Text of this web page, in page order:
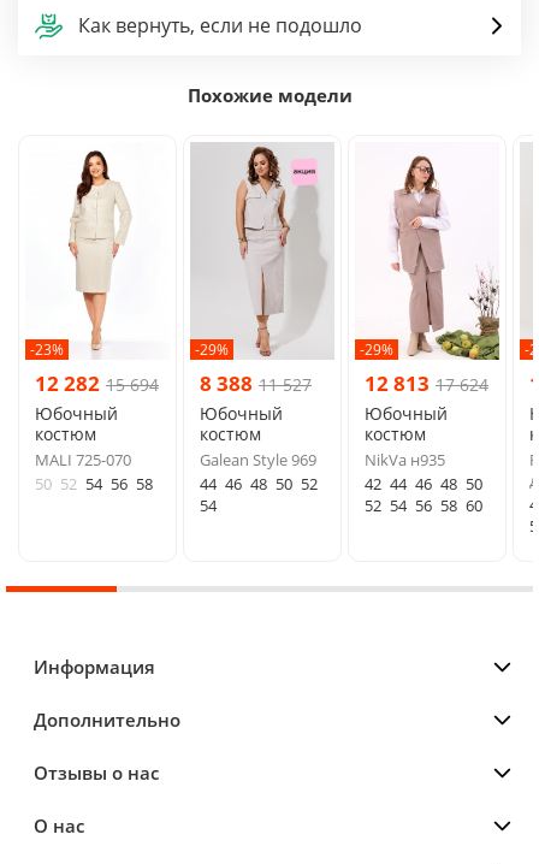
Как вернуть, если не подошло
Похожие модели
-23%
12 282 15 694
Юбочный
костюм
MALI 725-070
50 52 54 56 58
-29%
8 388 11 527
Юбочный
костюм
Galean Style 969
44 46 48 50 52
54
-29%
12 813 17 624
Юбочный
костюм
NikVa н935
42 44 46 48 50
52 54 56 58 60
-
Информация
Дополнительно
Отзывы о нас
О нас